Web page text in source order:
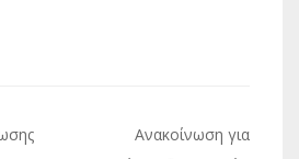
Ανακοίνωση για